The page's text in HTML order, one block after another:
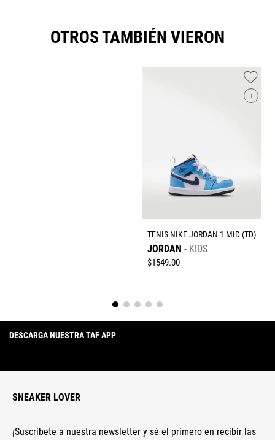
OTROS TAMBIÉN VIERON
+
TENIS NIKE JORDAN 1 MID (TD)
JORDAN KIDS
$1549.00
DESCARGA NUESTRA TAF APP
SNEAKER LOVER
¡Suscríbete a nuestra newsletter y sé el primero en recibir las